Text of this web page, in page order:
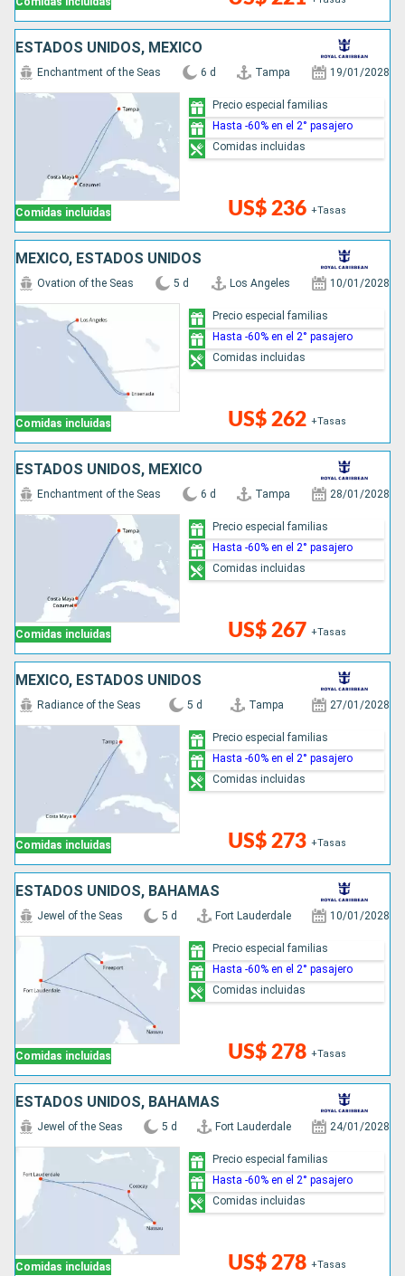
ESTADOS UNIDOS, MÉXICO
Comidas incluidas
Enchantment of the Seas 6 d Tampa 19/01/2028
US$ 236 +Tasas
Precio especial familias
Hasta -60% en el 2° pasajero
Comidas incluidas
MÉXICO, ESTADOS UNIDOS
Comidas incluidas
Ovation of the Seas 5 d Los Angeles 10/01/2028
US$ 262 +Tasas
Precio especial familias
Hasta -60% en el 2° pasajero
Comidas incluidas
ESTADOS UNIDOS, MÉXICO
Comidas incluidas
Enchantment of the Seas 6 d Tampa 28/01/2028
US$ 267 +Tasas
Precio especial familias
Hasta -60% en el 2° pasajero
Comidas incluidas
MÉXICO, ESTADOS UNIDOS
Comidas incluidas
Radiance of the Seas 5 d Tampa 27/01/2028
US$ 273 +Tasas
Precio especial familias
Hasta -60% en el 2° pasajero
Comidas incluidas
ESTADOS UNIDOS, BAHAMAS
Comidas incluidas
Jewel of the Seas 5 d Fort Lauderdale 10/01/2028
US$ 278 +Tasas
Precio especial familias
Hasta -60% en el 2° pasajero
Comidas incluidas
ESTADOS UNIDOS, BAHAMAS
Comidas incluidas
Jewel of the Seas 5 d Fort Lauderdale 24/01/2028
US$ 278 +Tasas
Precio especial familias
Hasta -60% en el 2° pasajero
Comidas incluidas